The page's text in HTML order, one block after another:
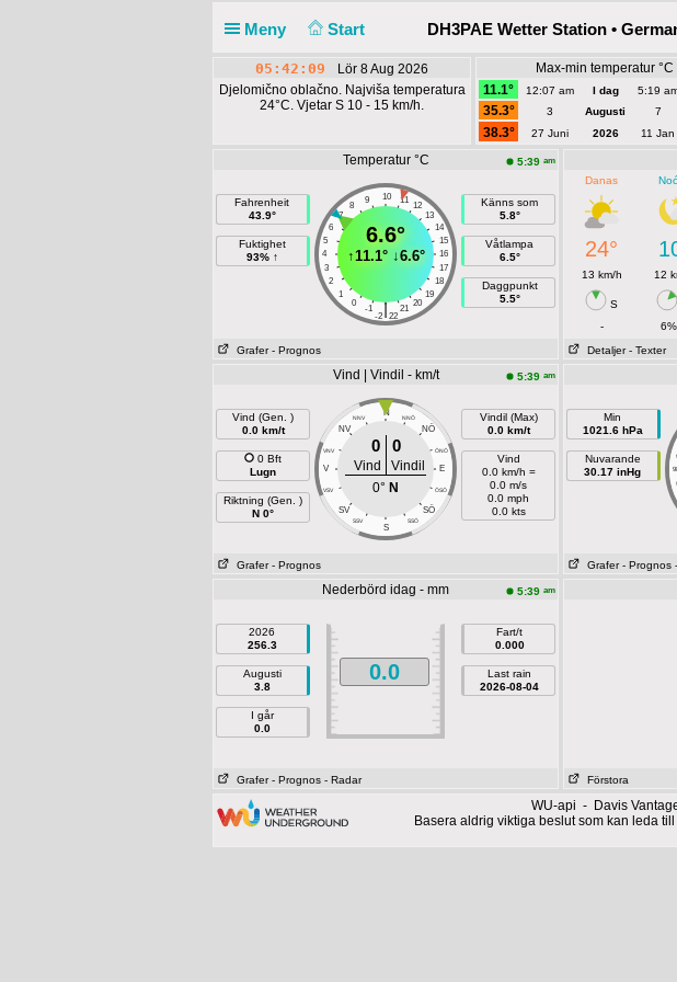
Meny Start DH3PAE Wetter Station •
05:42:09
Lör 8 Aug 2026
Djelomično oblačno. Najviša temperatura
24°C. Vjetar S 10 - 15 km/h.
Max-min temperatur °C
11.1°
12:07 am I dag 5:19
35.3°
3 Augusti 7
38.3°
27 Juni 2026 11 Jan
Temperatur °C
5:39 am
Fahrenheit
43.9°
Fuktighet
93% ↑
10
9 11
8
12
7
13
6
14
5
15
4
16
3
17
2
18
1
19
0
20
-1 21
|
-2 22
6.6°
↑11.1°↓6.6°
Känns som
5.8°
Våtlampa
6.5°
Daggpunkt
5.5°
Grafer - Prognos
Danas
24°
13 km/h 12
S
-
6%
Detaljer - Texter
Vind | Vindil - km/t 5:39 am
Vind (Gen. )
0.0 km/t
0 Bft
Lugn
Riktning (Gen. )
N 0°
N
NNV NNÖ
NV NÖ
VNV ÖNÖ
V E
VSV ÖSÖ
SV SÖ
SSV SSÖ
S
0 0
Vind
Vindil
0° N
Vindil (Max)
0.0 km/t
Vind
0.0 km/h =
0.0 m/s
0.0 mph
0.0 kts
Grafer - Prognos
Min
1021.6 hPa
Nuvarande
30.17 inHg
Grafer - Prognos
Nederbörd idag - mm 5:39 am
2026
256.3
Augusti
3.8
I går
0.0
0.0
Fart/t
0.000
Last rain
2026-08-04
Grafer - Prognos - Radar Förstora
WU-api - Davis
Basera aldrig viktiga beslut som kan leda